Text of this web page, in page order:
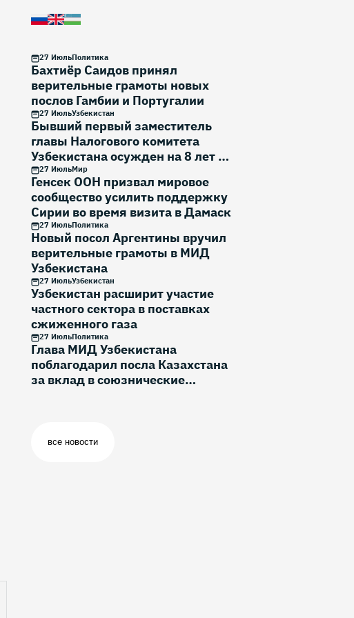
27 ИюльПолитика
Бахтиёр Саидов принял
верительные грамоты новых
послов Гамбии и Португалии
27 ИюльУзбекистан
Бывший первый заместитель
главы Налогового комитета
Узбекистана осужден на 8 лет и
2 месяца
27 ИюльМир
Генсек ООН призвал мировое
сообщество усилить поддержку
Сирии во время визита в Дамаск
27 ИюльПолитика
Новый посол Аргентины вручил
верительные грамоты в МИД
Узбекистана
27 ИюльУзбекистан
Узбекистан расширит участие
частного сектора в поставках
сжиженного газа
27 ИюльПолитика
Глава МИД Узбекистана
поблагодарил посла Казахстана
за вклад в союзнические
все новости